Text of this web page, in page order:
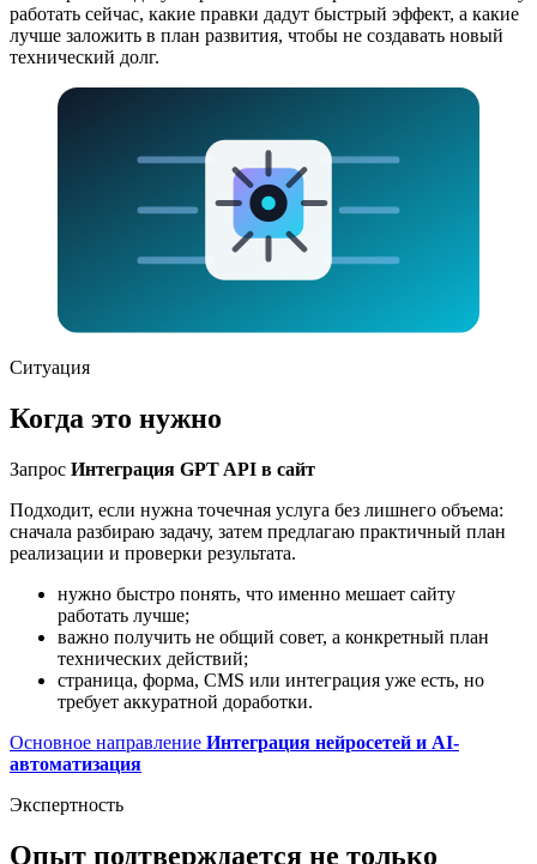
работать сейчас, какие правки дадут быстрый эффект, а какие
лучше заложить в план развития, чтобы не создавать новый
технический долг.
Ситуация
Когда это нужно
Запрос Интеграция GPT API в сайт
Подходит, если нужна точечная услуга без лишнего объема:
сначала разбираю задачу, затем предлагаю практичный план
реализации и проверки результата.
нужно быстро понять, что именно мешает сайту
работать лучше;
важно получить не общий совет, а конкретный план
технических действий;
страница, форма, CMS или интеграция уже есть, но
требует аккуратной доработки.
Основное направление Интеграция нейросетей и AI-
автоматизация
Экспертность
Опыт подтверждается не только